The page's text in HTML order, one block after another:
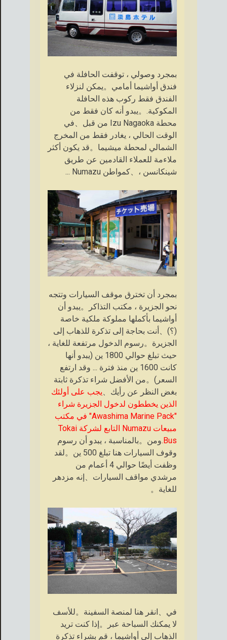
بمجرد وصولي ، توقفت الحافلة في
فندق أواشيما أمامي。يمكن لنزلاء
الفندق فقط ركوب هذه الحافلة
المكوكية.。يبدو أنه كان فقط من
محطة Izu Nagaoka من قبل、في
الوقت الحالي ، يغادر فقط من المخرج
الشمالي لمحطة ميشيما。قد يكون أكثر
ملاءمة للعملاء القادمين عن طريق
شينكانسن ،、كمواطن Numazu ...
بمجرد أن تخترق موقف السيارات وتتجه
نحو الجزيرة ، مكتب التذاكر。يبدو أن
أواشيما بأكملها مملوكة ملكية خاصة
(؟)、أنت بحاجة إلى تذكرة للذهاب إلى
الجزيرة。رسوم الدخول مرتفعة للغاية ،
حيث تبلغ حوالي 1800 ين (يبدو أنها
كانت 1600 ين منذ فترة ... وقد ارتفع
السعر)。من الأفضل شراء تذكرة ثابتة
بغض النظر عن رأيك、يجب على أولئك
الذين يخططون لدخول الجزيرة شراء
"Awashima Marine Pack" في مكتب
مبيعات Numazu التابع لشركة Tokai
Bus. ومن。بالمناسبة ، يبدو أن رسوم
وقوف السيارات هنا تبلغ 500 ين。لقد
وظفت أيضًا حوالي 4 أعمام من
مرشدي مواقف السيارات、إنه مزدهر
للغاية。
في、انقر هنا لمنصة السفينة。للأسف
لا يمكنك السباحة عبر。إذا كنت تريد
الذهاب إلى أواشيما ، قم بشراء تذكرة